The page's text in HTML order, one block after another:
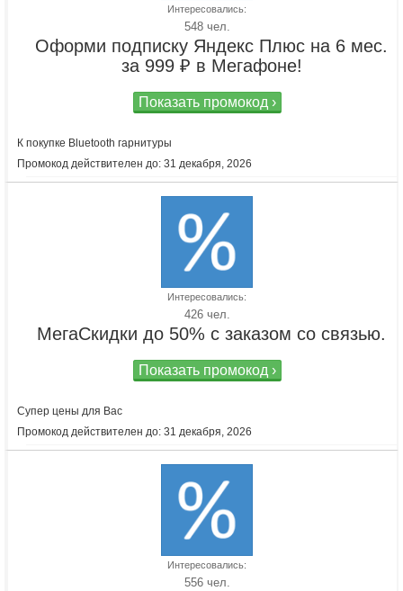
Интересовались:
548 чел.
Оформи подписку Яндекс Плюс на 6 мес.
за 999 ₽ в Мегафоне!
Показать промокод ›
К покупке Bluetooth гарнитуры
Промокод действителен до: 31 декабря, 2026
Интересовались:
426 чел.
МегаСкидки до 50% с заказом со связью.
Показать промокод ›
Супер цены для Вас
Промокод действителен до: 31 декабря, 2026
Интересовались:
556 чел.